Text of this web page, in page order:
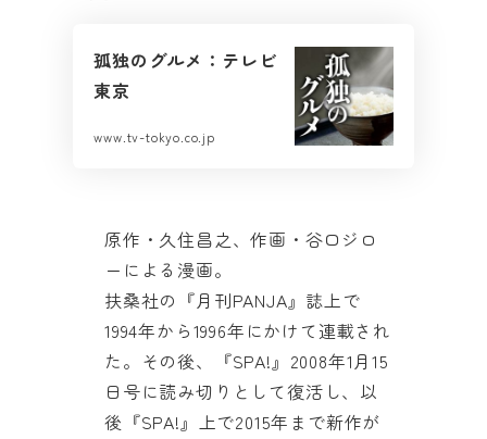
孤独のグルメ：テレビ
東京
www.tv-tokyo.co.jp
原作・久住昌之、作画・谷口ジロ
ーによる漫画。
扶桑社の『月刊PANJA』誌上で
1994年から1996年にかけて連載され
た。その後、『SPA!』2008年1月15
日号に読み切りとして復活し、以
後『SPA!』上で2015年まで新作が